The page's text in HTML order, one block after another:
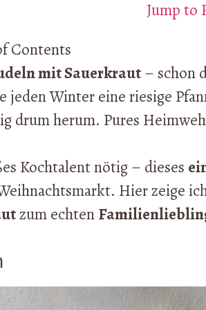
Jump to
Contents
mit Sauerkraut– schon
jeden Winter eine riesige
drum herum. Pures
Kochtalent nötig – dieses
Hier zeige
zum echten